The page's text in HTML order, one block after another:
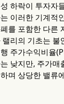
하락이 투자자
이러한 기계적
를 포함한 다른
리의 기초는 불
주가수익비율
낮지만, 주가매
며 상당한 밸류